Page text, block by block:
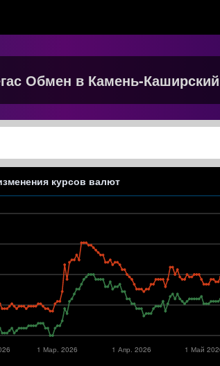
Обмен в Камень-Каширский
курсов валют
1 Май
1 Апр. 2026
1 Мар. 2026